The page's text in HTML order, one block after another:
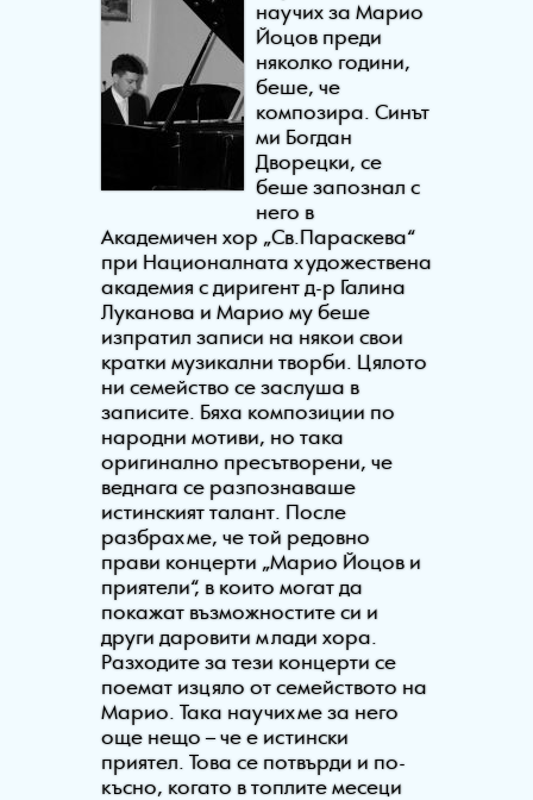
научих за Марио
Йоцов преди
няколко години,
беше, че
композира. Синът
ми Богдан
Дворецки, се
беше запознал с
него в
Академичен хор „Св.Параскева“
при Националната художествена
академия с диригент д-р Галина
Луканова и Марио му беше
изпратил записи на някои свои
кратки музикални творби. Цялото
ни семейство се заслуша в
записите. Бяха композиции по
народни мотиви, но така
оригинално пресътворени, че
веднага се разпознаваше
истинският талант. После
разбрахме, че той редовно
прави концерти „Марио Йоцов и
приятели“, в които могат да
покажат възможностите си и
други даровити млади хора.
Разходите за тези концерти се
поемат изцяло от семейството на
Марио. Така научихме за него
още нещо – че е истински
приятел. Това се потвърди и по-
късно, когато в топлите месеци